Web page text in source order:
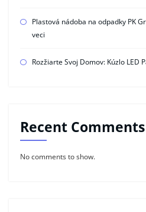
Plastová nádoba na odpadky PK
veci
Rozžiarte Svoj Domov: Kúzlo LED
Recent Comments
No comments to show.